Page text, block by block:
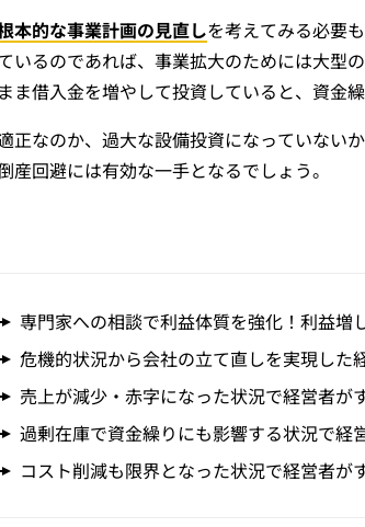
本的な事業計画の見直しを考えてみる必要
いるのであれば、事業拡大のためには大型
ま借入金を増やして投資していると、資金
正なのか、過大な設備投資になっていないか
産回避には有効な一手となるでしょう。
専門家への相談で利益体質を強化！利益増
危機的状況から会社の立て直しを実現した
売上が減少・赤字になった状況で経営者が
過剰在庫で資金繰りにも影響する状況で経
コスト削減も限界となった状況で経営者が